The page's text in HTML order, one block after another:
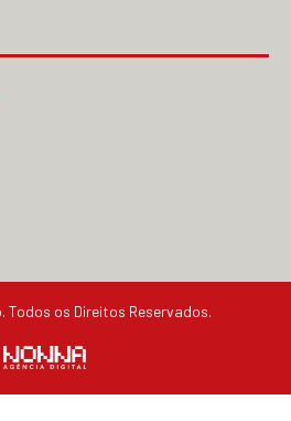
Todos os Direitos Reservados.